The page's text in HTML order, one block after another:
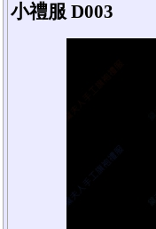
小禮服 D003